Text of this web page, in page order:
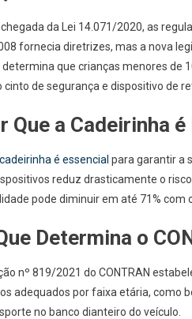
da Lei 14.071/2020, as
fornecia diretrizes, mas a nova
determina que crianças menores de
cinto de segurança e dispositivo de
Que a Cadeirinha
é essencial para garantir a
reduz drasticamente o
pode diminuir em até 71% com
Determina o
nº 819/2021 do CONTRAN
adequados por faixa etária, como
no banco dianteiro do veículo.